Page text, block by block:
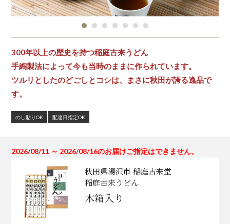
300年以上の歴史を持つ稲庭古来うどん
手綯製法によって今も当時のままに作られています。
ツルリとしたのどごしとコシは、まさに秋田が誇る逸品で
す。
のし貼りOK 配達日指定OK
2026/08/11 ～ 2026/08/16のお届けご指定はできません。
秋田県湯沢市 稲庭古来堂
稲庭古来うどん
木箱入り